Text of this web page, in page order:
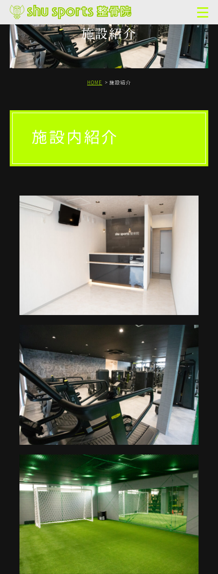
施設紹介
HOME 施設紹介
施設内紹介